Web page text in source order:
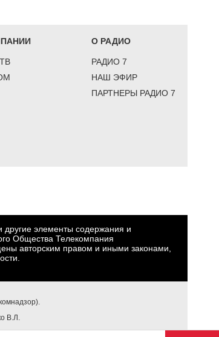
О РАДИО
РАДИО 7
НАШ ЭФИР
ПАРТНЕРЫ РАДИО 7
другие элементы содержания и
Общества Телекомпания
авторским правом и иными законами,
В.Л.